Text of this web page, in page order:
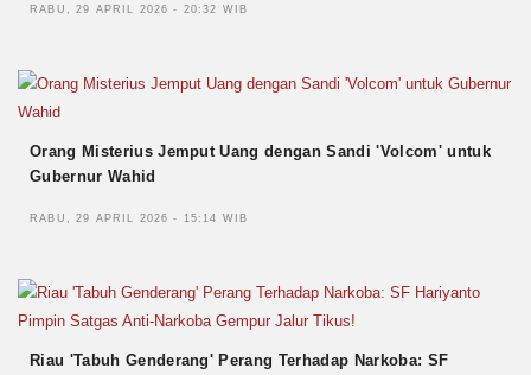
RABU, 29 APRIL 2026 - 20:32 WIB
Orang Misterius Jemput Uang dengan Sandi 'Volcom' untuk
Gubernur Wahid
RABU, 29 APRIL 2026 - 15:14 WIB
Riau 'Tabuh Genderang' Perang Terhadap Narkoba: SF